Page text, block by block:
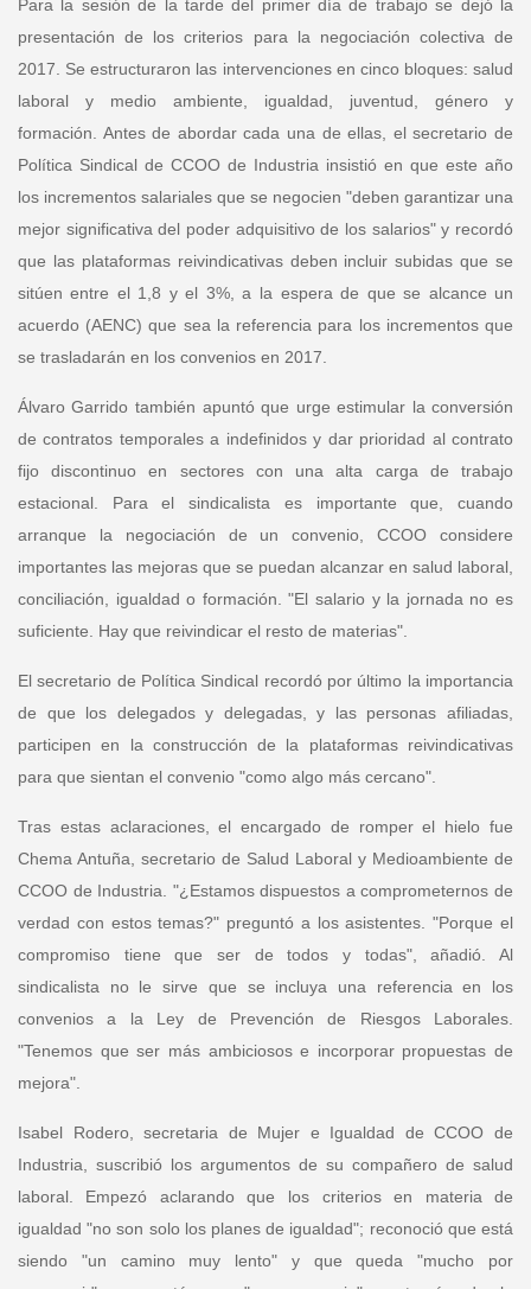
Para la sesión de la tarde del primer día de trabajo se dejó la
presentación de los criterios para la negociación colectiva de
2017. Se estructuraron las intervenciones en cinco bloques: salud
laboral y medio ambiente, igualdad, juventud, género y
formación. Antes de abordar cada una de ellas, elsecretario de
Política Sindical de CCOO de Industria insistió en que este año
los incrementos salariales que se negocien "deben garantizar una
mejor significativa del poder adquisitivo de los salarios" y recordó
que las plataformas reivindicativas deben incluir subidas que se
sitúen entre el 1,8 y el 3%, a la espera de que se alcance un
acuerdo (AENC) que sea la referencia para los incrementos que
se trasladarán en los convenios en 2017.
Álvaro Garrido también apuntó que urge estimular la conversión
de contratos temporales a indefinidos y dar prioridad al contrato
fijo discontinuo en sectores con una alta carga de trabajo
estacional. Para el sindicalista es importante que, cuando
arranque la negociación de un convenio, CCOO considere
importantes las mejoras que se puedan alcanzar en salud laboral,
conciliación, igualdad o formación. "El salario y la jornada no es
suficiente. Hay que reivindicar el resto de materias".
El secretario de Política Sindical recordó por último la importancia
de que los delegados y delegadas, y las personas afiliadas,
participen en la construcción de la plataformas reivindicativas
para que sientan el convenio "como algo más cercano".
Tras estas aclaraciones, el encargado de romper el hielo fue
Chema Antuña, secretario de Salud Laboral y Medioambiente de
CCOO de Industria . "¿Estamos dispuestos a comprometernos de
verdad con estos temas?" preguntó a los asistentes. "Porque el
compromiso tiene que ser de todos y todas", añadió. Al
sindicalista no le sirve que se incluya una referencia en los
convenios a la Ley de Prevención de Riesgos Laborales.
"Tenemos que ser más ambiciosos e incorporar propuestas de
mejora".
Isabel Rodero, secretaria de Mujer e Igualdad de CCOO de
Industria , suscribió los argumentos de su compañero de salud
laboral. Empezó aclarando que los criterios en materia de
igualdad "no son solo los planes de igualdad"; reconoció que está
siendo "un camino muy lento" y que queda "mucho por